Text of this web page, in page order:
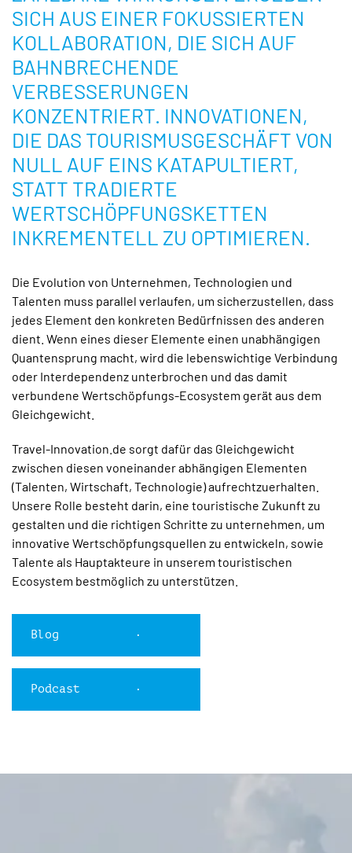
SICH AUS EINER FOKUSSIERTEN
KOLLABORATION, DIE SICH AUF
BAHNBRECHENDE
VERBESSERUNGEN
KONZENTRIERT. INNOVATIONEN,
DIE DAS TOURISMUSGESCHÄFT VON
NULL AUF EINS KATAPULTIERT,
STATT TRADIERTE
WERTSCHÖPFUNGSKETTEN
INKREMENTELL ZU OPTIMIEREN.
Die Evolution von Unternehmen, Technologien und
Talenten muss parallel verlaufen, um sicherzustellen, dass
jedes Element den konkreten Bedürfnissen des anderen
dient. Wenn eines dieser Elemente einen unabhängigen
Quantensprung macht, wird die lebenswichtige Verbindung
oder Interdependenz unterbrochen und das damit
verbundene Wertschöpfungs-Ecosystem gerät aus dem
Gleichgewicht.
Travel-Innovation.de sorgt dafür das Gleichgewicht
zwischen diesen voneinander abhängigen Elementen
(Talenten, Wirtschaft, Technologie) aufrechtzuerhalten.
Unsere Rolle besteht darin, eine touristische Zukunft zu
gestalten und die richtigen Schritte zu unternehmen, um
innovative Wertschöpfungsquellen zu entwickeln, sowie
Talente als Hauptakteure in unserem touristischen
Ecosystem bestmöglich zu unterstützen.
Blog
Podcast